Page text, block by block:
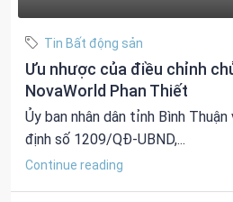
Tin Bất động sản
Ưu nhược của điều chỉnh
NovaWorld Phan Thiết
Ủy ban nhân dân tỉnh Bình
định số 1209/QĐ-UBND,...
Continue reading